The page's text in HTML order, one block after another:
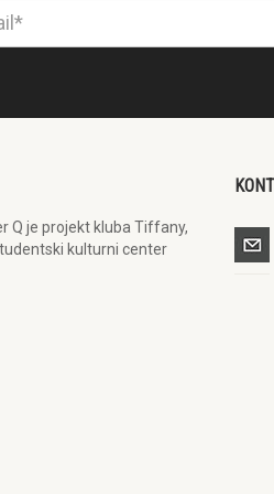
Q je projekt kluba Tiffany,
kulturni center